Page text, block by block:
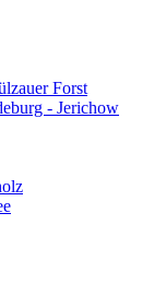
Forst
- Jerichow